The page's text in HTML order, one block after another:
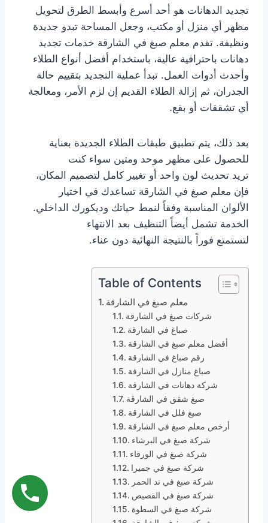
تجديد الدهانات هو أحد أسرع وأبسط الطرق لتحويل
مظهر أي منزل أو مكتب، وجعل المساحة تبدو جديدة
ونظيفة. تقدم معلم صبغ في الشارقة خدمات تجديد
دهانات باحترافية عالية، باستخدام أفضل أنواع الطلاء
وأحدث أدوات العمل. تبدأ عملية التجديد بتقييم حالة
الجدران، ثم إزالة الطلاء القديم إن لزم الأمر، ومعالجة
أي تشققات أو بقع.
بعد ذلك، يتم تطبيق طبقات الطلاء الجديدة بعناية
للحصول على مظهر موحد ومتين سواء كنت
تريد تحديث لون واحد أو تغيير كامل لتصميم المكان،
فإن معلم صبغ في الشارقة تساعدك في اختيار
الألوان المناسبة وفقاً لنمط حياتك وديكورك الداخلي.
الخدمة تشمل أيضاً التنظيف بعد الانتهاء
لتستمتع فوراً بالنتيجة النهائية دون عناء.
Table of Contents
معلم صبغ في الشارقة
شركات صبغ في الشارقة
صباغ في الشارقة
أفضل معلم صبغ في الشارقة
رقم صباغ في الشارقة
صباغ منازل في الشارقة
شركة دهانات في الشارقة
صبغ شقق في الشارقة
صبغ فلل في الشارقة
أرخص معلم صبغ في الشارقة
شركة صبغ في البرشاء
شركة صبغ في الورقاء
شركة صبغ في جميرا
شركة صبغ في ند الحمر
شركة صبغ في القصيص
شركة صبغ في السطوة